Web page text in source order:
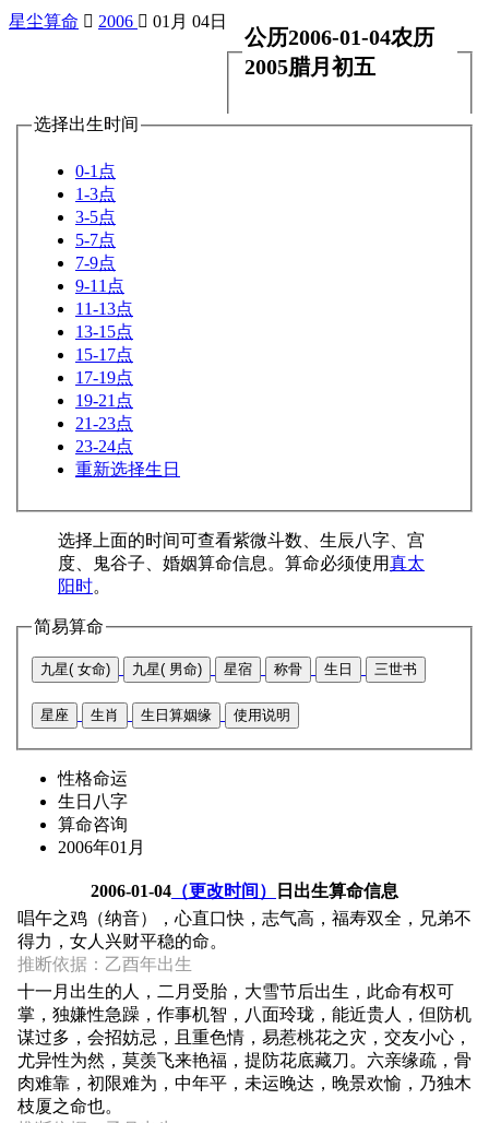
星尘算命  2006  01月 04日
公历2006-01-04农历
2005腊月初五
选择出生时间
0-1点
1-3点
3-5点
5-7点
7-9点
9-11点
11-13点
13-15点
15-17点
17-19点
19-21点
21-23点
23-24点
重新选择生日
选择上面的时间可查看紫微斗数、生辰八字、宫
度、鬼谷子、婚姻算命信息。算命必须使用真太
阳时。
简易算命
九星( 女命) 九星( 男命) 星宿 称骨 生日 三世书
星座 生肖 生日算姻缘 使用说明
性格命运
生日八字
算命咨询
2006年01月
2006-01-04 （更改时间）
日出生算命信息
唱午之鸡（纳音），心直口快，志气高，福寿双全，兄弟不
得力，女人兴财平稳的命。
推断依据：乙酉年出生
十一月出生的人，二月受胎，大雪节后出生，此命有权可
掌，独嫌性急躁，作事机智，八面玲珑，能近贵人，但防机
谋过多，会招妨忌，且重色情，易惹桃花之灾，交友小心，
尤异性为然，莫羡飞来艳福，提防花底藏刀。六亲缘疏，骨
肉难靠，初限难为，中年平，未运晚达，晚景欢愉，乃独木
枝厦之命也。